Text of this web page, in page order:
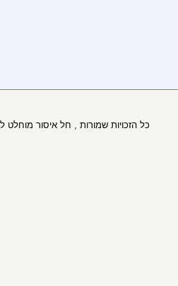
© כל הזכויות שמורות , חל איסור